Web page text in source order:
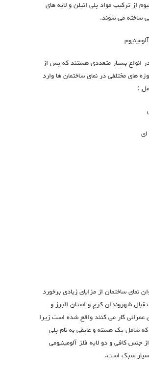
از ترکیب مواد پلی اتیلن و لایه های
ساخته می شوند.
در انواع بسیار متعددی هستند که پس از
های مختلفی در نمای ساختمان ها وارد
:
ای
نمای ساختمان از مزایای زیادی برخورد
شهروندان کرج و استان البرز و
عمرانی کار می کنند واقع شده است زیرا
که شامل یک هسته و عایقی به نام پلی
جنس کافی و دو لایه فلز آلومینیومی
سبک است.